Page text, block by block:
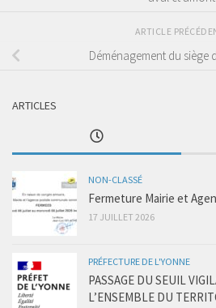
ARTICLE
Déménagement du siège
ARTICLES
NON-CLASSÉ
Fermeture Mairie et
17 JUILLET 2026
PRÉFECTURE DE L'YONNE
PASSAGE DU SEUIL
L’ENSEMBLE DU